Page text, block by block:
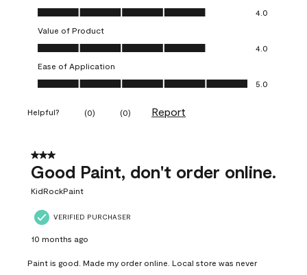
Quality of Product, 4.0 out of 5
4.0
Value of Product
Value of Product, 4.0 out of 5
4.0
Ease of Application
Ease of Application, 5.0 out of 5
5.0
Helpful? (0) (0) Report
3 out of 5 stars.
Good Paint, don't order online.
KidRockPaint
VERIFIED PURCHASER
10 months ago
Paint is good. Made my order online. Local store was never